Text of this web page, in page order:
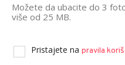
Možete da ubacite do 3
više od 25 MB.
Pristajete na pravila